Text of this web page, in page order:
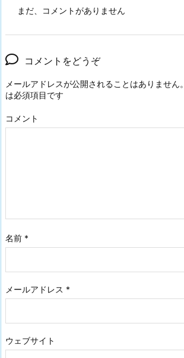
まだ、コメントがありません
コメントをどうぞ
メールアドレスが公開されることはありません。
は必須項目です
コメント
名前 *
メールアドレス *
ウェブサイト